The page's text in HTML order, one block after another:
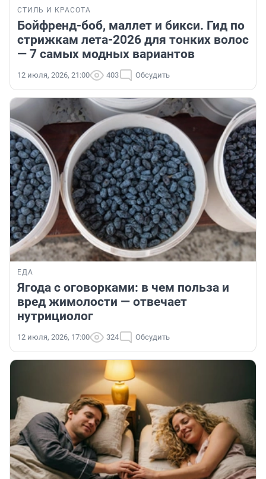
СТИЛЬ И КРАСОТА
Бойфренд-боб, маллет и бикси. Гид по
стрижкам лета-2026 для тонких волос
— 7 самых модных вариантов
12 июля, 2026, 21:00 403 Обсудить
ЕДА
Ягода с оговорками: в чем польза и
вред жимолости — отвечает
нутрициолог
12 июля, 2026, 17:00 324 Обсудить